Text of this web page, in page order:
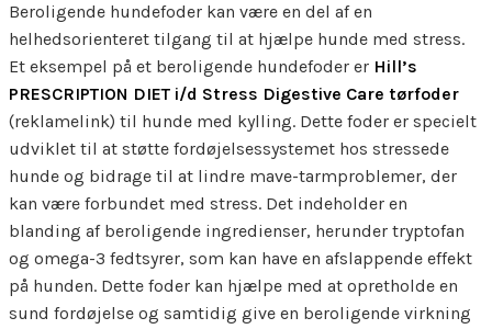
Beroligende hundefoder kan være en del af en
helhedsorienteret tilgang til at hjælpe hunde med stress.
Et eksempel på et beroligende hundefoder er Hill’s
PRESCRIPTION DIET i/d Stress Digestive Care tørfoder
(reklamelink) til hunde med kylling. Dette foder er specielt
udviklet til at støtte fordøjelsessystemet hos stressede
hunde og bidrage til at lindre mave-tarmproblemer, der
kan være forbundet med stress. Det indeholder en
blanding af beroligende ingredienser, herunder tryptofan
og omega-3 fedtsyrer, som kan have en afslappende effekt
på hunden. Dette foder kan hjælpe med at opretholde en
sund fordøjelse og samtidig give en beroligende virkning